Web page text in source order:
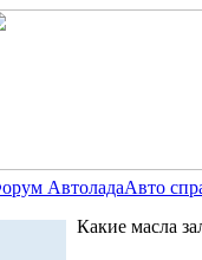
АвтоладаАвто
Какие масла